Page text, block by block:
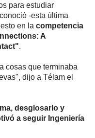
para estudiar
-esta última
en la competencia
A
.
cosas que terminaba
dijo a Télam el
desglosarlo y
a seguir Ingeniería